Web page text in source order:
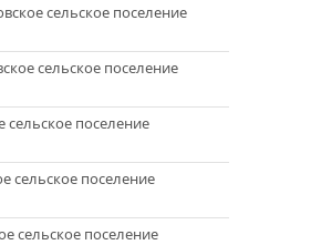
сельское поселение
сельское поселение
сельское поселение
сельское поселение
сельское поселение